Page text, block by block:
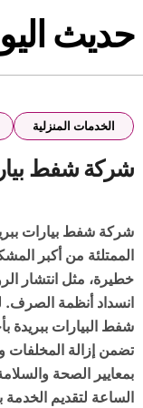
to
content
حديث
الخدمات المنزلية
شركة شفط
شركة شفط بيارات ببريدة – شركة إرشاد المهندس تُعد البيارات
الممتلئة من أكبر
خطيرة، مثل انتشار
انسداد أنظمة
شفط البيارات ببريدة
تضمن إزالة المخلفات
بمعايير الصحة
الساعة لتقديم